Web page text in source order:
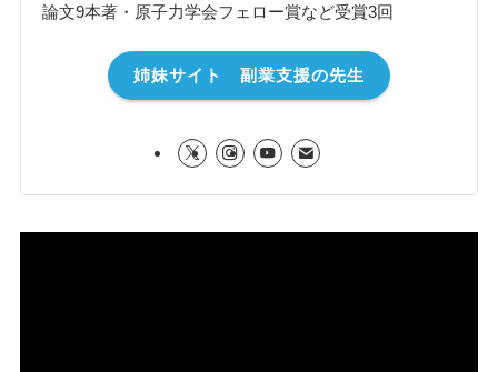
論文9本著・原子力学会フェロー賞など受賞3回
姉妹サイト 副業支援の先生